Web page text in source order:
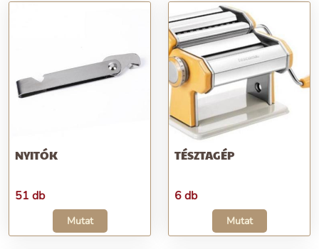
NYITÓK
51 db
Mutat
TÉSZTAGÉP
6 db
Mutat